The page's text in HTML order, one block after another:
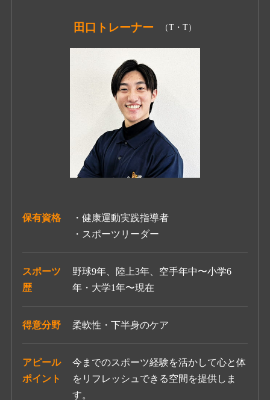
田口 トレーナー （T・T）
保有資格
・健康運動実践指導者
・スポーツリーダー
スポーツ
歴
野球9年、陸上3年、空手年中〜小学6
年・大学1年〜現在
得意分野 柔軟性・下半身のケア
アピール
ポイント
今までのスポーツ経験を活かして心と体
をリフレッシュできる空間を提供しま
す。